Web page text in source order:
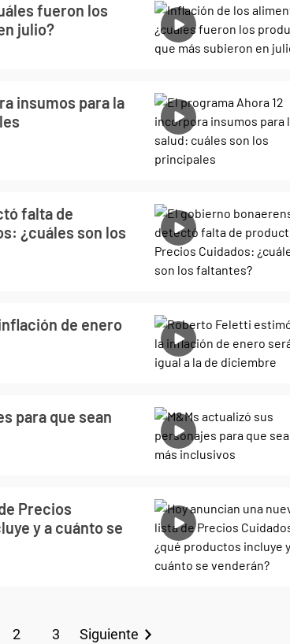
fueron los
julio?
insumos para la
falta de
¿cuáles son los
de enero
para que sean
Precios
y a cuánto se
2 3 Siguiente